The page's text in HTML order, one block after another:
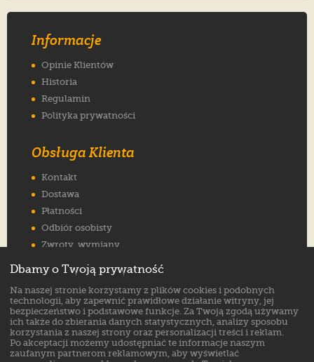
Informacje
Opinie Klientów
Historia
Regulamin
Polityka prywatności
Obsługa Klienta
Kontakt
Dostawa
Płatności
Odbiór osobisty
Zwroty, wymiany
Jak wybrać rozmiar
FAQ
Znajdź nas na:
Dbamy o Twoją prywatność
Na naszej stronie korzystamy z plików cookies i podobnych
technologii, aby zapewnić prawidłowe działanie witryny, jej
bezpieczeństwo i podstawowe funkcje. Za Twoją zgodą używamy
ich także do zbierania danych statystycznych, analizy sposobu
korzystania z naszej strony oraz personalizacji treści i reklam.
Po akceptacji możemy udostępniać te informacje naszym
zaufanym partnerom reklamowym, aby wyświetlać